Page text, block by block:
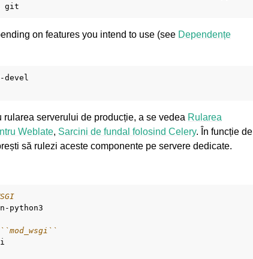
on features you intend to use (see Dependențe
serverului de producție, a se vedea Rularea
Weblate, Sarcini de fundal folosind Celery. În funcție de
să rulezi aceste componente pe servere dedicate.
python3